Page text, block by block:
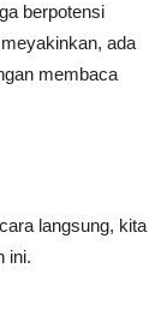
berpotensi
ada
membaca
langsung, kita
ini.